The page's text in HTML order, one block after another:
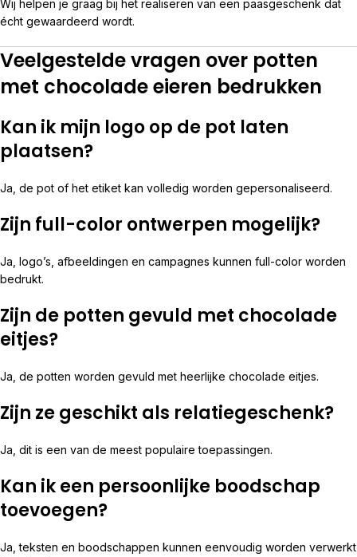
Wij helpen je graag bij het realiseren van een paasgeschenk dat
écht gewaardeerd wordt.
Veelgestelde vragen over potten
met chocolade eieren bedrukken
Kan ik mijn logo op de pot laten
plaatsen?
Ja, de pot of het etiket kan volledig worden gepersonaliseerd.
Zijn full-color ontwerpen mogelijk?
Ja, logo’s, afbeeldingen en campagnes kunnen full-color worden
bedrukt.
Zijn de potten gevuld met chocolade
eitjes?
Ja, de potten worden gevuld met heerlijke chocolade eitjes.
Zijn ze geschikt als relatiegeschenk?
Ja, dit is een van de meest populaire toepassingen.
Kan ik een persoonlijke boodschap
toevoegen?
Ja, teksten en boodschappen kunnen eenvoudig worden verwerkt